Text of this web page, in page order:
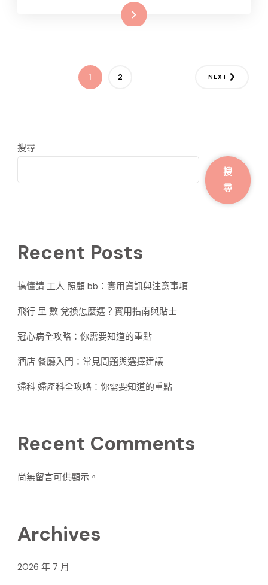
Read More
頁
PAGE
1 PAGE
2 NEXT
搜尋
搜
尋
Recent Posts
搞懂請 工人 照顧 bb：實用資訊與注意事項
飛行 里 數 兌換怎麼選？實用指南與貼士
冠心病全攻略：你需要知道的重點
酒店 餐廳入門：常見問題與選擇建議
婦科 婦產科全攻略：你需要知道的重點
Recent Comments
尚無留言可供顯示。
Archives
2026 年 7 月